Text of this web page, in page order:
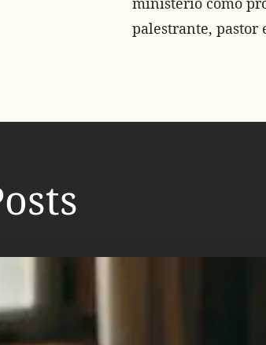
palestrante, pastor